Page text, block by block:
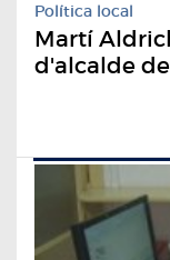
Política local
Martí
d'alcalde